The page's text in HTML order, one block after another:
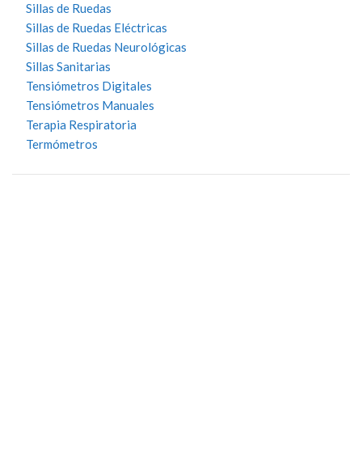
Sillas de Ruedas
Sillas de Ruedas Eléctricas
Sillas de Ruedas Neurológicas
Sillas Sanitarias
Tensiómetros Digitales
Tensiómetros Manuales
Terapia Respiratoria
Termómetros